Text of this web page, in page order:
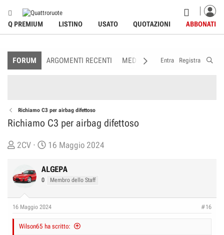
Q PREMIUM LISTINO USATO QUOTAZIONI ABBONATI
FORUM ARGOMENTI RECENTI MEDIA MEMBRI
Entra Registra
Richiamo C3 per airbag difettoso
Richiamo C3 per airbag difettoso
C
a
o
e
2CV
D
t
a
i
n
16 Maggio 2024
ALGEPA
0 Membro dello Staff
16 Maggio 2024 #16
Wilson65 ha scritto: